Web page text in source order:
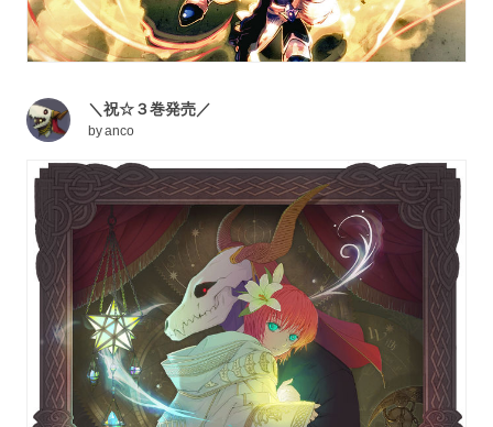
＼祝☆３巻発売／
byanco